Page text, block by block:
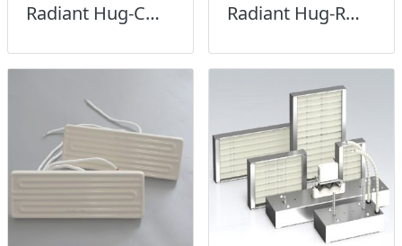
Radiant Hug-C辐射加热圈 Radiant Hug-R辐射加热框